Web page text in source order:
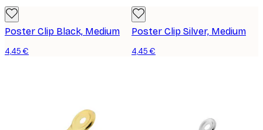
Poster Clip Black, Medium
4,45 €
Poster Clip Silver, Medium
4,45 €